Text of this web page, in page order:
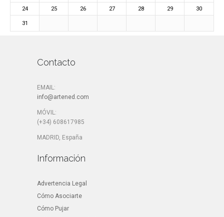
24
25 26 27 28 29 30
31
Contacto
EMAIL:
info@artened.com
MÓVIL:
(+34) 608617985
MADRID, España
Información
Advertencia Legal
Cómo Asociarte
Cómo Pujar